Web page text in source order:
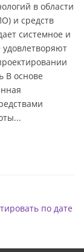
в области
и средств
системное и
В основе
по дате